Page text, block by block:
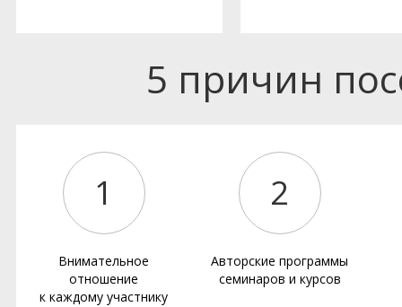
5 причин
1
Внимательное
отношение
к каждому участнику
2
Авторские программы
семинаров и курсов